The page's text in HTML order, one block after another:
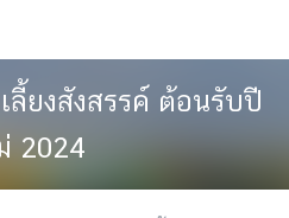
ลี้ยงสังสรรค์ ต้อนรับปี
2024